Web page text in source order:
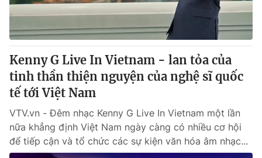
Thế giới đó đây
Câu chuyện quốc tế
Tài chính
Thị trường
Góc doanh nghiệp
Dữ liệu và đời sống
Truyền hình
Phim VTV
Hậu trường
Nhân vật
Khán giả
Giải trí
Điện ảnh
Âm nhạc
Đời sống
Du lịch
Kenny G Live In Vietnam - lan tỏa của
tinh thần thiện nguyện của nghệ sĩ quốc
tế tới Việt Nam
VTV.vn - Đêm nhạc Kenny G Live In Vietnam một lần
nữa khẳng định Việt Nam ngày càng có nhiều cơ hội
để tiếp cận và tổ chức các sự kiện văn hóa âm nhạc...